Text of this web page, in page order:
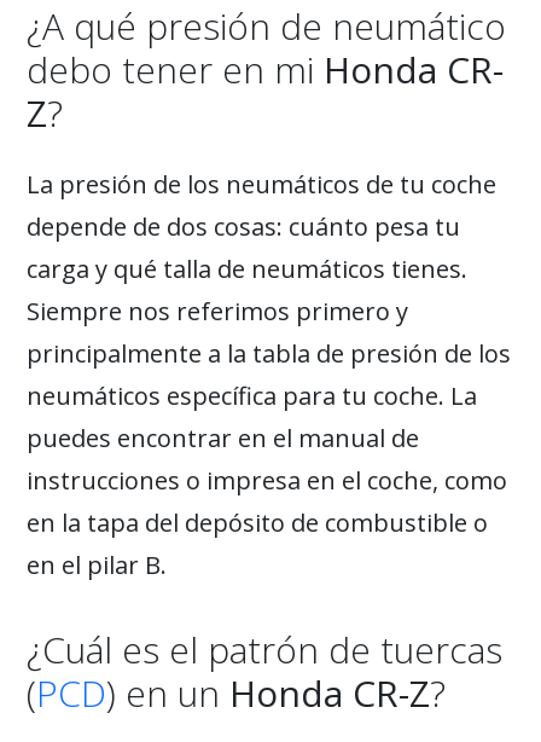
¿A qué presión de neumático
debo tener en mi Honda CR-
Z?
La presión de los neumáticos de tu coche
depende de dos cosas: cuánto pesa tu
carga y qué talla de neumáticos tienes.
Siempre nos referimos primero y
principalmente a la tabla de presión de los
neumáticos específica para tu coche. La
puedes encontrar en el manual de
instrucciones o impresa en el coche, como
en la tapa del depósito de combustible o
en el pilar B.
¿Cuál es el patrón de tuercas
(PCD) en un Honda CR-Z?